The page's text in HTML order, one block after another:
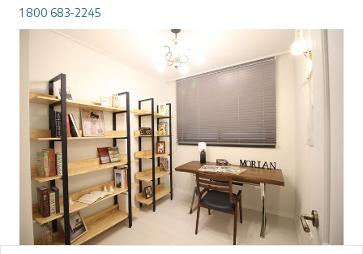
1 800 683-2245